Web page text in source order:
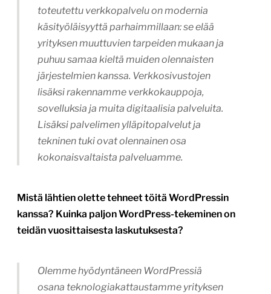
toteutettu verkkopalvelu on modernia
käsityöläisyyttä parhaimmillaan: se elää
yrityksen muuttuvien tarpeiden mukaan ja
puhuu samaa kieltä muiden olennaisten
järjestelmien kanssa. Verkkosivustojen
lisäksi rakennamme verkkokauppoja,
sovelluksia ja muita digitaalisia palveluita.
Lisäksi palvelimen ylläpitopalvelut ja
tekninen tuki ovat olennainen osa
kokonaisvaltaista palveluamme.
Mistä lähtien olette tehneet töitä WordPressin
kanssa? Kuinka paljon WordPress-tekeminen on
teidän vuosittaisesta laskutuksesta?
Olemme hyödyntäneen WordPressiä
osana teknologiakattaustamme yrityksen